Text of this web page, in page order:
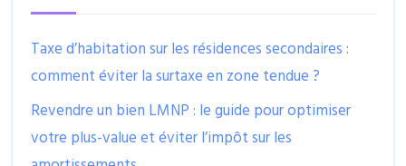
Taxe d’habitation sur les résidences secondaires :
comment éviter la surtaxe en zone tendue ?
Revendre un bien LMNP : le guide pour optimiser
votre plus-value et éviter l’impôt sur les